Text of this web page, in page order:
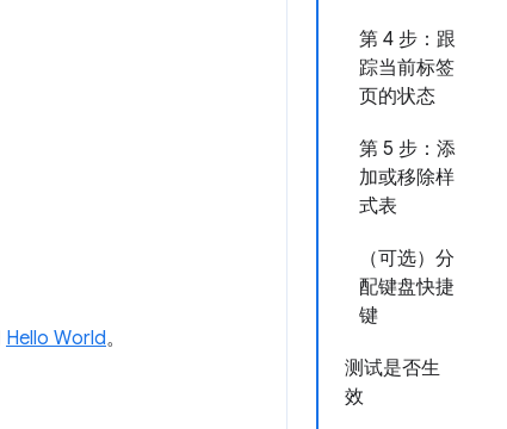
第 4 步：跟
踪当前标签
页的状态
第 5 步：添
加或移除样
式表
（可选）分
配键盘快捷
键
测试是否生
效
Hello World。